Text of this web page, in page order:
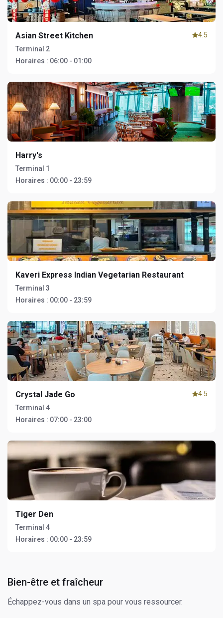
Asian Street Kitchen
Terminal 2
Horaires : 06:00 - 01:00
4.5
Harry's
Terminal 1
Horaires : 00:00 - 23:59
Kaveri Express Indian Vegetarian Restaurant
Terminal 3
Horaires : 00:00 - 23:59
Crystal Jade Go
Terminal 4
Horaires : 07:00 - 23:00
4.5
Tiger Den
Terminal 4
Horaires : 00:00 - 23:59
Bien-être et fraîcheur
Échappez-vous dans un spa pour vous ressourcer.